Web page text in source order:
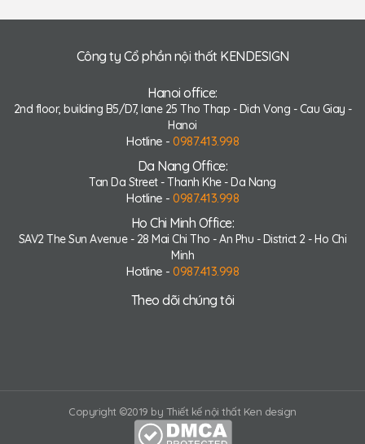
Công ty Cổ phần nội thất KENDESIGN
Hanoi office:
2nd floor, building B5/D7, lane 25 Tho Thap - Dich Vong - Cau Giay -
Hanoi
Hotline - 0987.413.998
Da Nang Office:
Tan Da Street - Thanh Khe - Da Nang
Hotline - 0987.413.998
Ho Chi Minh Office:
SAV2 The Sun Avenue - 28 Mai Chi Tho - An Phu - District 2 - Ho Chi
Minh
Hotline - 0987.413.998
Theo dõi chúng tôi
Copyright ©2019 by Thiết kế nội thất Ken design